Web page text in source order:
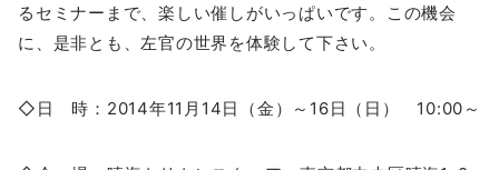
るセミナーまで、楽しい催しがいっぱいです。この機会
に、是非とも、左官の世界を体験して下さい。
◇日 時：2014年11月14日（金）～16日（日） 10:00～